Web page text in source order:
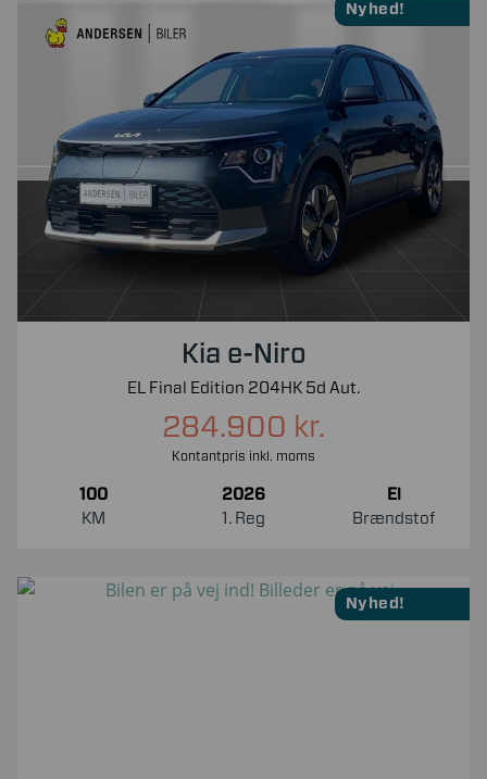
Nyhed!
Kia e-Niro
EL Final Edition 204HK 5d Aut.
284.900 kr.
Kontantpris inkl. moms
100
KM
2026
1. Reg
El
Brændstof
Nyhed!